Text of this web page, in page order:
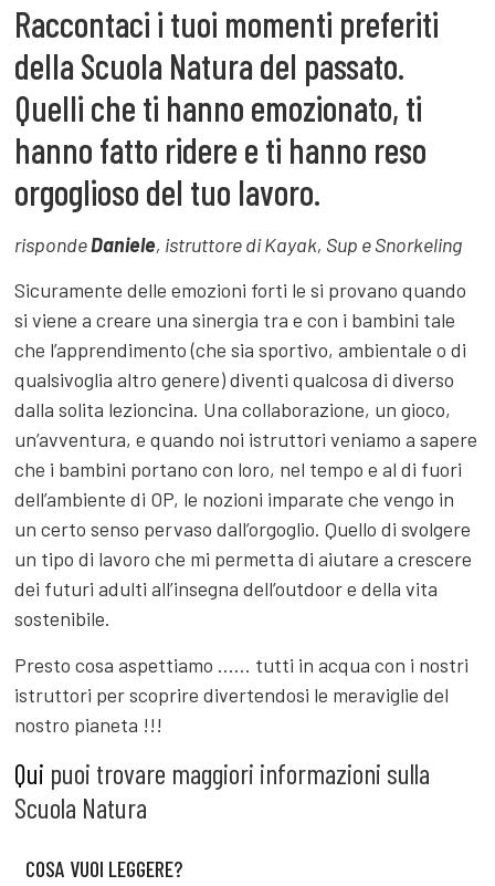
Raccontaci i tuoi momenti preferiti
della Scuola Natura del passato.
Quelli che ti hanno emozionato, ti
hanno fatto ridere e ti hanno reso
orgoglioso del tuo lavoro.
rispondeDaniele, istruttore di Kayak, Sup e Snorkeling
Sicuramente delle emozioni forti le si provano quando
si viene a creare una sinergia tra e con i bambini tale
che l’apprendimento (che sia sportivo, ambientale o di
qualsivoglia altro genere) diventi qualcosa di diverso
dalla solita lezioncina. Una collaborazione, un gioco,
un’avventura, e quando noi istruttori veniamo a sapere
che i bambini portano con loro, nel tempo e al di fuori
dell’ambiente di OP, le nozioni imparate che vengo in
un certo senso pervaso dall’orgoglio. Quello di svolgere
un tipo di lavoro che mi permetta di aiutare a crescere
dei futuri adulti all’insegna dell’outdoor e della vita
sostenibile.
Presto cosa aspettiamo …… tutti in acqua con i nostri
istruttori per scoprire divertendosi le meraviglie del
nostro pianeta !!!
Qui puoi trovare maggiori informazioni sulla
Scuola Natura
COSA VUOI LEGGERE?